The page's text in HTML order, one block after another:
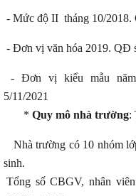
- Mức độ II tháng 10/
- Đơn vị văn hóa 2019. QĐ
- Đơn vị kiểu mẫu
5/11/2021
* Quy mô nhà trường:
Nhà trường có 10 nhóm
sinh.
Tổng số CBGV, nhân